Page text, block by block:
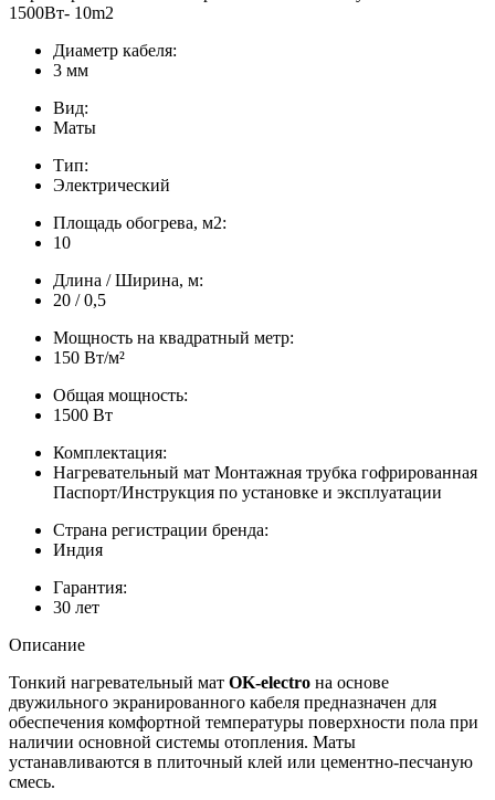
1500Вт- 10m2
Диаметр кабеля:
3 мм
Вид:
Маты
Тип:
Электрический
Площадь обогрева, м2:
10
Длина / Ширина, м:
20 / 0,5
Мощность на квадратный метр:
150 Вт/м²
Общая мощность:
1500 Вт
Комплектация:
Нагревательный мат Монтажная трубка гофрированная
Паспорт/Инструкция по установке и эксплуатации
Страна регистрации бренда:
Индия
Гарантия:
30 лет
Описание
Тонкий нагревательный мат OK-electro на основе
двужильного экранированного кабеля предназначен для
обеспечения комфортной температуры поверхности пола при
наличии основной системы отопления. Маты
устанавливаются в плиточный клей или цементно-песчаную
смесь.